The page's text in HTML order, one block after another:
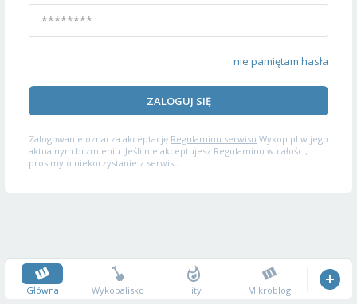
nie pamiętam hasła
ZALOGUJ SIĘ
Zalogowanie oznacza akceptację Regulaminu serwisu Wykop.pl w jego
aktualnym brzmieniu. Jeśli nie akceptujesz Regulaminu w całości,
prosimy o niekorzystanie z serwisu.
Główna Wykopalisko Hity Mikroblog